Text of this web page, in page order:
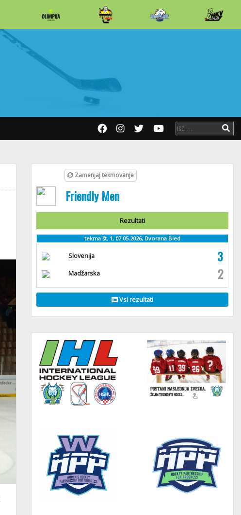
Zamenjaj tekmovanje
Friendly Men
Rezultati
tekma št. 1, 07.05.2026, Dvorana Bled
Slovenija 3
Madžarska 2
Vsi rezultati